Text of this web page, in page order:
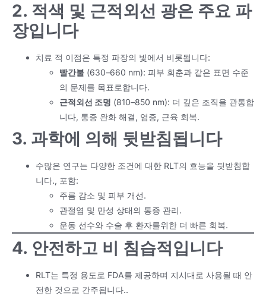
2. 적색 및 근적외선 광은 주요 파
장입니다
치료 적 이점은 특정 파장의 빛에서 비롯됩니다:
빨간불 (630–660 nm): 피부 회춘과 같은 표면 수준
의 문제를 목표로합니다.
근적외선 조명 (810–850 nm): 더 깊은 조직을 관통합
니다, 통증 완화 해결, 염증, 근육 회복.
3. 과학에 의해 뒷받침됩니다
수많은 연구는 다양한 조건에 대한 RLT의 효능을 뒷받침합
니다., 포함:
주름 감소 및 피부 개선.
관절염 및 만성 상태의 통증 관리.
운동 선수와 수술 후 환자를위한 더 빠른 회복.
4. 안전하고 비 침습적입니다
RLT는 특정 용도로 FDA를 제공하며 지시대로 사용될 때 안
전한 것으로 간주됩니다..